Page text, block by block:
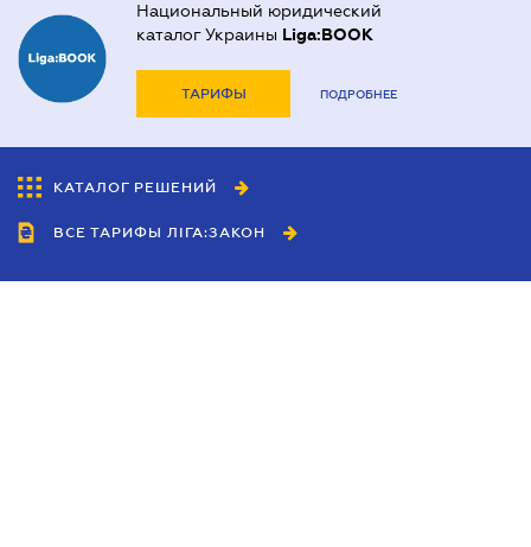
Национальный юридический
каталог Украины Liga:BOOK
ТАРИФЫ ПОДРОБНЕЕ
КАТАЛОГ РЕШЕНИЙ
ВСЕ ТАРИФЫ ЛІГА:ЗАКОН